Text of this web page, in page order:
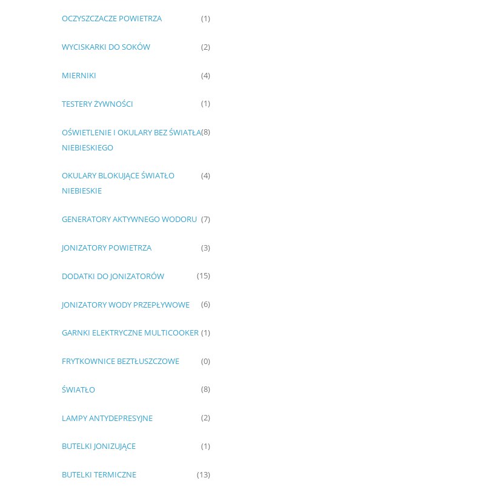
OCZYSZCZACZE POWIETRZA (1)
WYCISKARKI DO SOKÓW (2)
MIERNIKI (4)
TESTERY ŻYWNOŚCI (1)
OŚWIETLENIE I OKULARY BEZ ŚWIATŁA
NIEBIESKIEGO
(8)
OKULARY BLOKUJĄCE ŚWIATŁO
NIEBIESKIE
(4)
GENERATORY AKTYWNEGO WODORU (7)
JONIZATORY POWIETRZA (3)
DODATKI DO JONIZATORÓW (15)
JONIZATORY WODY PRZEPŁYWOWE (6)
GARNKI ELEKTRYCZNE MULTICOOKER (1)
FRYTKOWNICE BEZTŁUSZCZOWE (0)
ŚWIATŁO (8)
LAMPY ANTYDEPRESYJNE (2)
BUTELKI JONIZUJĄCE (1)
BUTELKI TERMICZNE (13)